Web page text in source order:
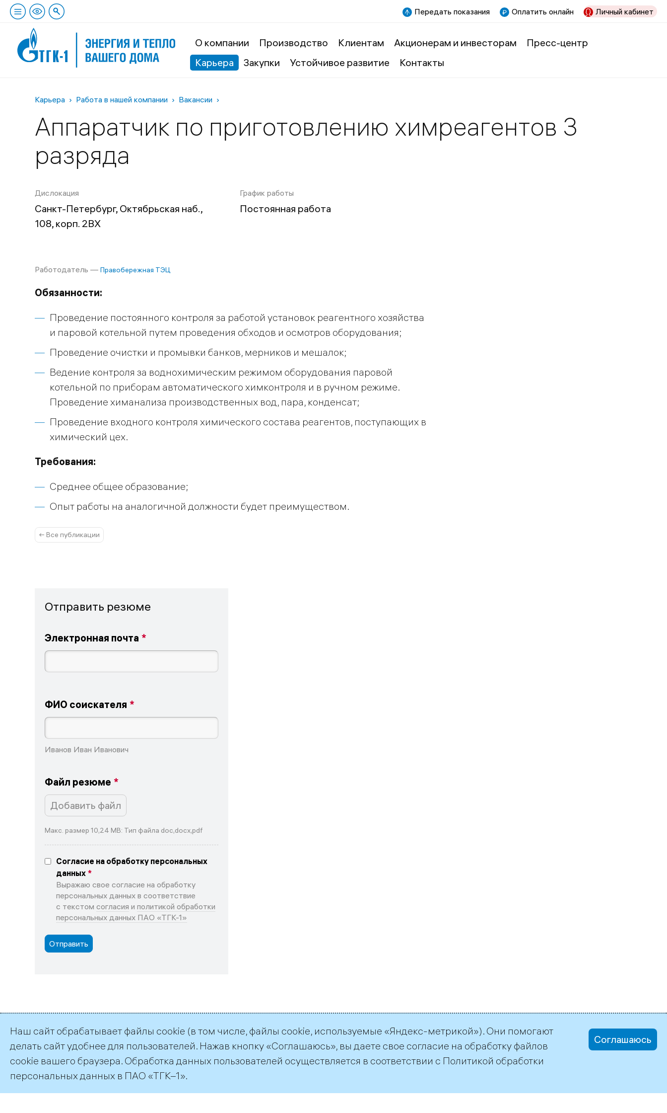
Передать показания Оплатить онлайн Личный кабинет
О компании Производство Клиентам Акционерам и инвесторам
Пресс-центр
Карьера
Закупки Устойчивое развитие Контакты
Карьера Работа в нашей компании Вакансии
Аппаратчик по приготовлению химреагентов 3
разряда
Дислокация
Санкт-Петербург, Октябрьская наб.,
108, корп. 2ВХ
График работы
Постоянная работа
Работодатель — Правобережная ТЭЦ
Обязанности:
Проведение постоянного контроля за работой установок реагентного хозяйства
и паровой котельной путем проведения обходов и осмотров оборудования;
Проведение очистки и промывки банков, мерников и мешалок;
Ведение контроля за воднохимическим режимом оборудования паровой
котельной по приборам автоматического химконтроля и в ручном режиме.
Проведение химанализа производственных вод, пара, конденсат;
Проведение входного контроля химического состава реагентов, поступающих в
химический цех.
Требования:
Среднее общее образование;
Опыт работы на аналогичной должности будет преимуществом.
← Все публикации
Отправить резюме
Электронная почта
ФИО соискателя
Иванов Иван Иванович
Файл резюме
Добавить файл
Макс. размер 10,24 MB: Тип файла doc,docx,pdf
Согласие на обработку персональных
данных
Выражаю свое согласие на обработку
персональных данных в соответствие
с текстом согласия и политикой обработки
персональных данных ПАО «ТГК-1»
©2026 ПАО «ТГК–1»
Наш сайт обрабатывает файлы cookie (в том числе, файлы cookie, используемые «Яндекс-метрикой»). Они помогают
делать сайт удобнее для пользователей. Нажав кнопку «Соглашаюсь», вы даете свое согласие на обработку файлов
cookie вашего браузера. Обработка данных пользователей осуществляется в соответствии с Политикой обработки
персональных данных в ПАО «ТГК–1».
Соглашаюсь